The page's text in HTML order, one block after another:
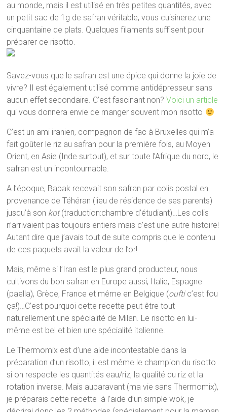
au monde, mais il est utilisé en très petites quantités, avec
un petit sac de 1g de safran véritable, vous cuisinerez une
cinquantaine de plats. Quelques filaments suffisent pour
préparer ce risotto.
Savez-vous que le safran est une épice qui donne la joie de
vivre? Il est également utilisé comme antidépresseur sans
aucun effet secondaire. C’est fascinant non?Voici un article
qui vous donnera envie de manger souvent mon risotto
C’est un ami iranien, compagnon de fac à Bruxelles qui m’a
fait goûter le riz au safran pour la première fois, au Moyen
Orient, en Asie (Inde surtout), et sur toute l’Afrique du nord, le
safran est un incontournable.
A l’époque, Babak recevait son safran par colis postal en
provenance de Téhéran (lieu de résidence de ses parents)
jusqu’à son kot(traduction:chambre d’étudiant)…Les colis
n’arrivaient pas toujours entiers mais c’est une autre histoire!
Autant dire que j’avais tout de suite compris que le contenu
de ces paquets avait la valeur de l’or!
Mais, même si l’Iran est le plus grand producteur, nous
cultivons du bon safran en Europe aussi, Italie, Espagne
(paella), Grèce, France et même en Belgique (ouftic’est fou
ça!)…C’est pourquoi cette recette peut être tout
naturellement une spécialité de Milan. Le risotto en lui-
même est bel et bien une spécialité italienne.
Le Thermomix est d’une aide incontestable dans la
préparation d’un risotto, il est même le champion du risotto
si on respecte les quantités eau/riz, la qualité du riz et la
rotation inverse. Mais auparavant (ma vie sans Thermomix),
je préparais cette recette à l’aide d’un simple wok, je